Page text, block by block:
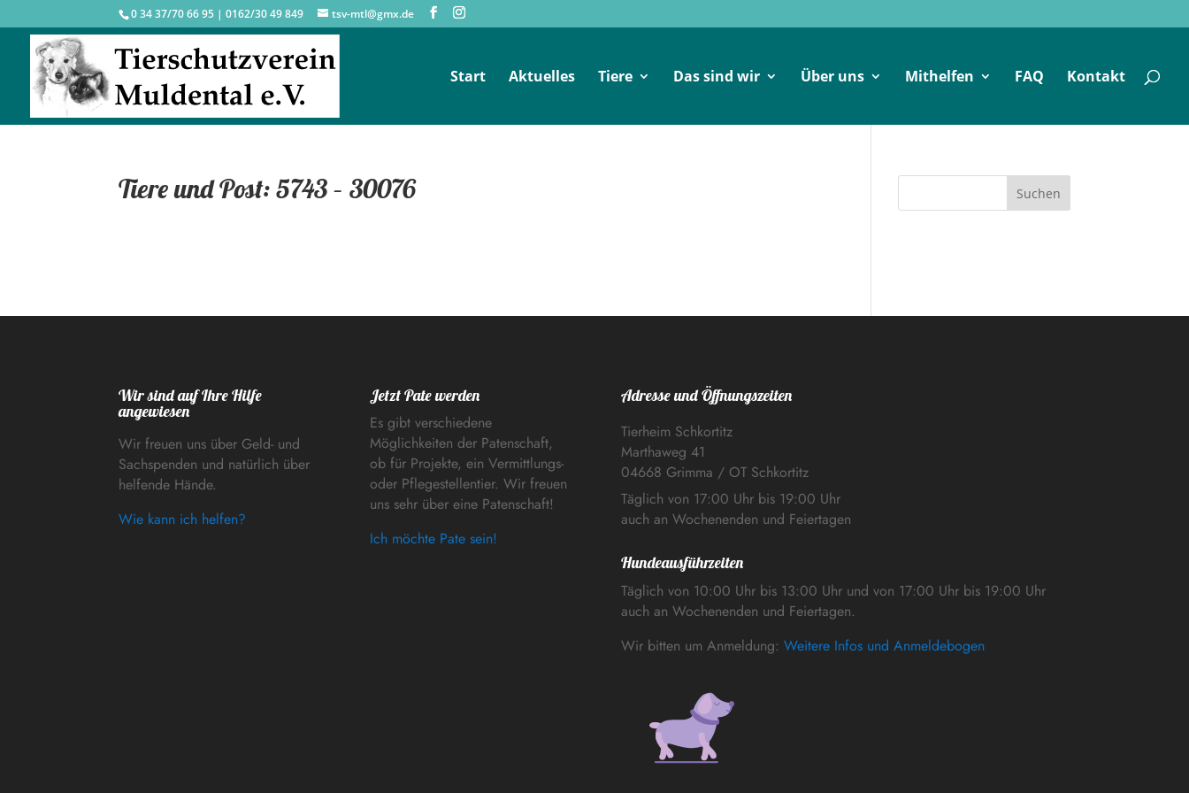
0 34 37/70 66 95 | 0162/30 49 849 tsv-mtl@gmx.de
Start Aktuelles Tiere Das sind wir Über uns Mithelfen FAQ Kontakt
Tiere und Post: 5743 – 30076 Suchen
Wir sind auf Ihre Hilfe
angewiesen
Wir freuen uns über Geld- und
Sachspenden und natürlich über
helfende Hände.
Wie kann ich helfen?
Jetzt Pate werden
Es gibt verschiedene
Möglichkeiten der Patenschaft,
ob für Projekte, ein Vermittlungs-
oder Pflegestellentier. Wir freuen
uns sehr über eine Patenschaft!
Ich möchte Pate sein!
Adresse und Öffnungszeiten
Tierheim Schkortitz
Marthaweg 41
04668 Grimma / OT Schkortitz
Täglich von 17:00 Uhr bis 19:00 Uhr
auch an Wochenenden und Feiertagen
Hundeausführzeiten
Täglich von 10:00 Uhr bis 13:00 Uhr und von 17:00 Uhr bis 19:00 Uhr
auch an Wochenenden und Feiertagen.
Wir bitten um Anmeldung: Weitere Infos und Anmeldebogen